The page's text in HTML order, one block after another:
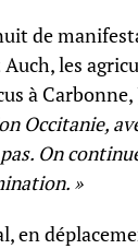
de
Auch, les
à Carbonne,
Occitanie,
On
»
en